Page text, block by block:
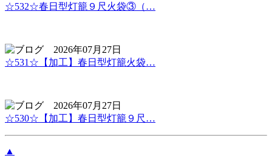
☆532☆春日型灯籠９尺火袋③（…
2026年07月27日
☆531☆【加工】春日型灯籠火袋…
2026年07月27日
☆530☆【加工】春日型灯籠９尺…
▲